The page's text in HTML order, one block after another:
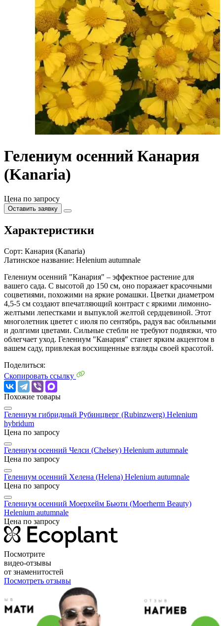
Гелениум осенний Канария
(Kanaria)
Цена по запросу
Оставить заявку
Характеристики
Сорт: Канария (Kanaria)
Латинское название: Helenium autumnale
Гелениум осенний "Канария" – эффектное растение для
вашего сада. С высотой до 150 см, оно поражает красочными
соцветиями, похожими на яркие ромашки. Цветки диаметром
4,5-5 см создают впечатляющий контраст с яркими лимонно-
желтыми лепестками и выпуклой желтой сердцевиной. Этот
многолетник цветет с июля по сентябрь, радуя вас обильными
и долгими цветами. Сильные стебли не требуют подвязки, что
облегчает уход. Гелениум "Канария" станет ярким акцентом в
вашем саду, привлекая восхищенные взгляды своей красотой.
Поделиться:
Скопировать ссылку
Похожие товары
Гелениум гибридный Рубинцверг (Rubinzwerg) Helenium
hybridum
Цена по запросу
Гелениум осенний Челси (Chelsey) Helenium autumnale
Цена по запросу
Гелениум осенний Хелена (Helena) Helenium autumnale
Цена по запросу
Гелениум осенний Моерхейм Бьюти (Moerherm Beauty)
Helenium autumnale
Цена по запросу
Посмотрите
видео-отзывы
от знаменитостей
Посмотреть отзывы